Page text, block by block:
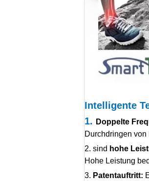
Intelligente
1. Doppelte
Durchdringen
2. sind hohe
Hohe Leistung
3. Patentauftritt: